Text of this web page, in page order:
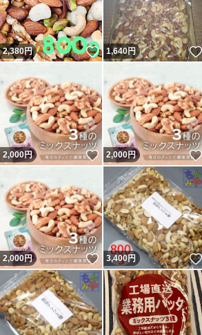
2,380円 いいね！
1,640円
2,000円 いいね！
2,000円
2,000円 いいね！
3,400円